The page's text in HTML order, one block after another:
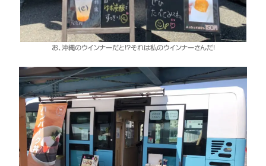
お、沖縄のウインナーだと！？それは私のウインナーさんだ！